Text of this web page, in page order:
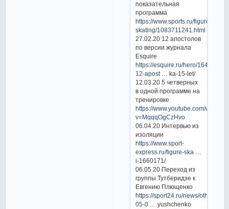
показательная
программа
https://www.sports.ru/figure-
skating/1083711241.html
27.02.20 12 апостолов
по версии журнала
Esquire
https://esquire.ru/hero/164853-
12-apost… ka-15-let/
12.03.20 5 четверных
в одной программе на
тренировке
https://www.youtube.com/watch?
v=MqqqOgCzHvo
06.04.20 Интервью из
изоляции
https://www.sport-
express.ru/figure-ska
i-1660171/
06.05.20 Переход из
группы Тутберидзе к
Евгению Плющенко
https://sport24.ru/news/other/
05-0 … yushchenko